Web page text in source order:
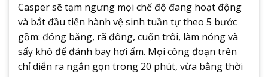
Casper sẽ tạm ngưng mọi chế độ đang hoạt động
và bắt đầu tiến hành vệ sinh tuần tự theo 5 bước
gồm: đóng băng, rã đông, cuốn trôi, làm nóng và
sấy khô để đánh bay hơi ẩm. Mọi công đoạn trên
chỉ diễn ra ngắn gọn trong 20 phút, vừa bằng thời